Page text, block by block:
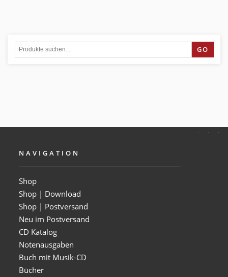
GO
NAVIGATION
Shop
Shop | Download
Shop | Postversand
Neu im Postversand
CD Katalog
Notenausgaben
Buch mit Musik-CD
Bücher